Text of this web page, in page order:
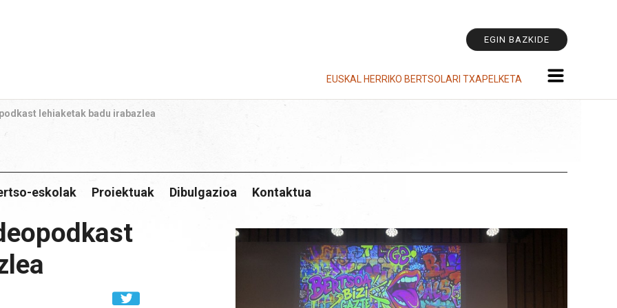
EGIN BAZKIDE
EUSKAL HERRIKO BERTSOLARI TXAPELKETA
lehiaketak badu irabazlea
eskolak Proiektuak Dibulgazioa Kontaktua